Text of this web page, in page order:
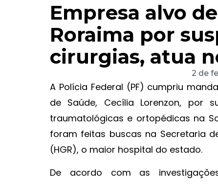
Empresa alvo
Roraima por
cirurgias, atua
2 de
A Polícia Federal (PF) cumpriu
de Saúde, Cecília Lorenzon, por
traumatológicas e ortopédicas na
foram feitas buscas na Secretaria
(HGR), o maior hospital do estado.
De acordo com as